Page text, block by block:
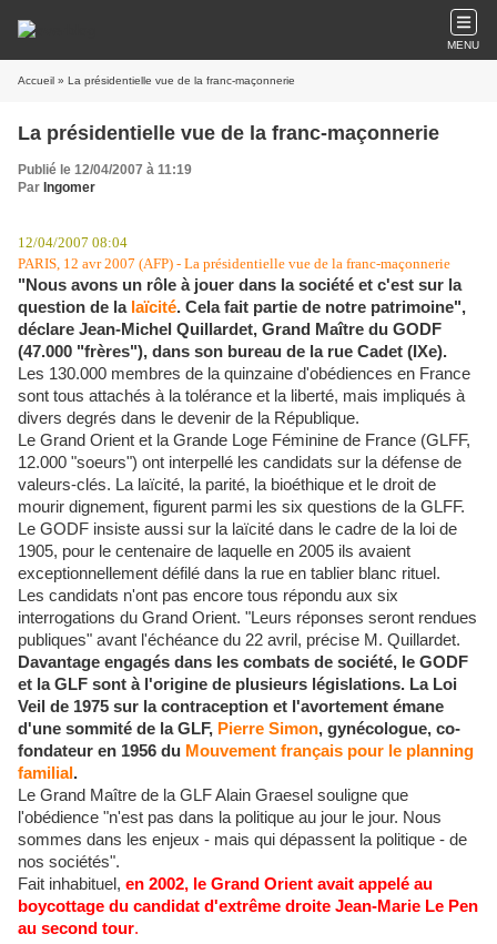
MENU
Accueil » La présidentielle vue de la franc-maçonnerie
La présidentielle vue de la franc-maçonnerie
Publié le 12/04/2007 à 11:19
Par Ingomer
12/04/2007 08:04
PARIS, 12 avr 2007 (AFP) - La présidentielle vue de la franc-maçonnerie
"Nous avons un rôle à jouer dans la société et c'est sur la
question de la laïcité. Cela fait partie de notre patrimoine",
déclare Jean-Michel Quillardet, Grand Maître du GODF
(47.000 "frères"), dans son bureau de la rue Cadet (IXe).
Les 130.000 membres de la quinzaine d'obédiences en France
sont tous attachés à la tolérance et la liberté, mais impliqués à
divers degrés dans le devenir de la République.
Le Grand Orient et la Grande Loge Féminine de France (GLFF,
12.000 "soeurs") ont interpellé les candidats sur la défense de
valeurs-clés. La laïcité, la parité, la bioéthique et le droit de
mourir dignement, figurent parmi les six questions de la GLFF.
Le GODF insiste aussi sur la laïcité dans le cadre de la loi de
1905, pour le centenaire de laquelle en 2005 ils avaient
exceptionnellement défilé dans la rue en tablier blanc rituel.
Les candidats n'ont pas encore tous répondu aux six
interrogations du Grand Orient. "Leurs réponses seront rendues
publiques" avant l'échéance du 22 avril, précise M. Quillardet.
Davantage engagés dans les combats de société, le GODF
et la GLF sont à l'origine de plusieurs législations. La Loi
Veil de 1975 sur la contraception et l'avortement émane
d'une sommité de la GLF, Pierre Simon, gynécologue, co-
fondateur en 1956 du Mouvement français pour le planning
familial .
Le Grand Maître de la GLF Alain Graesel souligne que
l'obédience "n'est pas dans la politique au jour le jour. Nous
sommes dans les enjeux - mais qui dépassent la politique - de
nos sociétés".
Fait inhabituel, en 2002, le Grand Orient avait appelé au
boycottage du candidat d'extrême droite Jean-Marie Le Pen
au second tour.